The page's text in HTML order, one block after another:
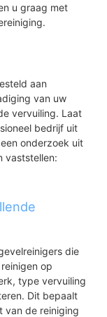
u graag met
aan
van uw
vervuiling. Laat
bedrijf uit
onderzoek uit
vaststellen:
die
op
type vervuiling
Dit bepaalt
van de reiniging